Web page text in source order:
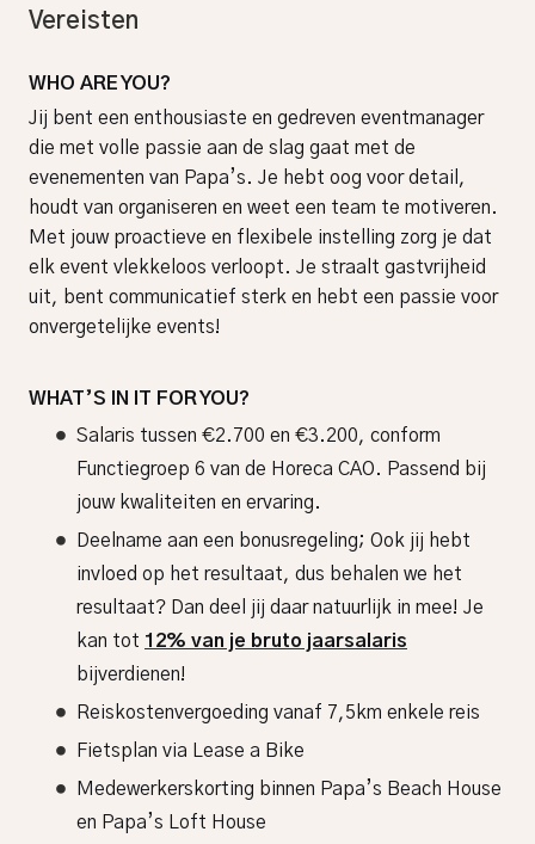
Vereisten
WHO ARE YOU?
Jij bent een enthousiaste en gedreven eventmanager
die met volle passie aan de slag gaat met de
evenementen van Papa’s. Je hebt oog voor detail,
houdt van organiseren en weet een team te motiveren.
Met jouw proactieve en flexibele instelling zorg je dat
elk event vlekkeloos verloopt. Je straalt gastvrijheid
uit, bent communicatief sterk en hebt een passie voor
onvergetelijke events!
WHAT’S IN IT FOR YOU?
Salaris tussen €2.700 en €3.200, conform
Functiegroep 6 van de Horeca CAO. Passend bij
jouw kwaliteiten en ervaring.
Deelname aan een bonusregeling; Ook jij hebt
invloed op het resultaat, dus behalen we het
resultaat? Dan deel jij daar natuurlijk in mee! Je
kan tot 12% van je bruto jaarsalaris
bijverdienen!
Reiskostenvergoeding vanaf 7,5km enkele reis
Fietsplan via Lease a Bike
Medewerkerskorting binnen Papa’s Beach House
en Papa’s Loft House